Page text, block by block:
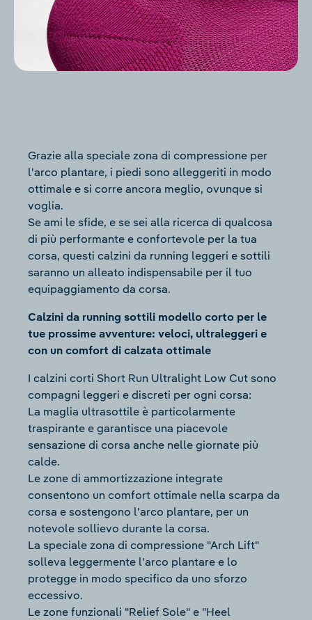
Grazie alla speciale zona di compressione per
l'arco plantare, i piedi sono alleggeriti in modo
ottimale e si corre ancora meglio, ovunque si
voglia.
Se ami le sfide, e se sei alla ricerca di qualcosa
di più performante e confortevole per la tua
corsa, questi calzini da running leggeri e sottili
saranno un alleato indispensabile per il tuo
equipaggiamento da corsa.
Calzini da running sottili modello corto per le
tue prossime avventure: veloci, ultraleggeri e
con un comfort di calzata ottimale
I calzini corti Short Run Ultralight Low Cut sono
compagni leggeri e discreti per ogni corsa:
La maglia ultrasottile è particolarmente
traspirante e garantisce una piacevole
sensazione di corsa anche nelle giornate più
calde.
Le zone di ammortizzazione integrate
consentono un comfort ottimale nella scarpa da
corsa e sostengono l'arco plantare, per un
notevole sollievo durante la corsa.
La speciale zona di compressione "Arch Lift"
solleva leggermente l'arco plantare e lo
protegge in modo specifico da uno sforzo
eccessivo.
Le zone funzionali "Relief Sole" e "Heel